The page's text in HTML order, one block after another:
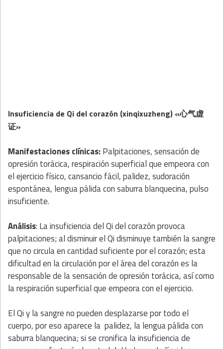
Insuficiencia de Qi del corazón (xinqixuzheng) «心气虚
证»
Manifestaciones clínicas:Palpitaciones, sensación de
opresión torácica, respiración superficial que empeora con
el ejercicio físico, cansancio fácil, palidez, sudoración
espontánea, lengua pálida con saburra blanquecina, pulso
insuficiente.
Análisis: La insuficiencia del Qi del corazón provoca
palpitaciones; al disminuir el Qi disminuye también la sangre
que no circula en cantidad suficiente por el corazón; esta
dificultad en la circulación por el área del corazón es la
responsable de la sensación de opresión torácica, así como
la respiración superficial que empeora con el ejercicio.
El Qi y la sangre no pueden desplazarse por todo el
cuerpo, por eso aparece la palidez, la lengua pálida con
saburra blanquecina; si se cronifica la insuficiencia de